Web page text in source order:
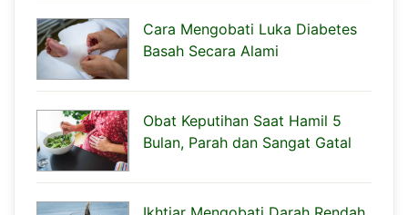
Cara Mengobati Luka Diabetes
Basah Secara Alami
Obat Keputihan Saat Hamil 5
Bulan, Parah dan Sangat Gatal